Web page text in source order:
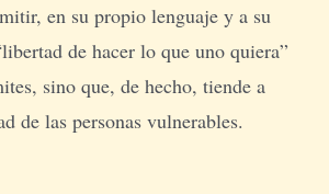
en su propio lenguaje y a su
de hacer lo que uno quiera”
sino que, de hecho, tiende a
de las personas vulnerables.